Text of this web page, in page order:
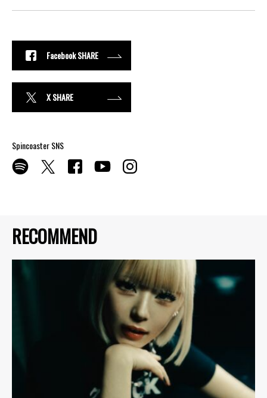
RECOMMEND
Facebook SHARE
X SHARE
Spincoaster SNS